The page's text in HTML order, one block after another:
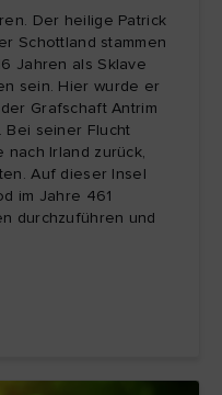
Der heilige Patrick
Schottland stammen
Jahren als Sklave
sein. Hier wurde er
Grafschaft Antrim
Bei seiner Flucht
Irland zurück,
Auf dieser Insel
im Jahre 461
durchzuführen und